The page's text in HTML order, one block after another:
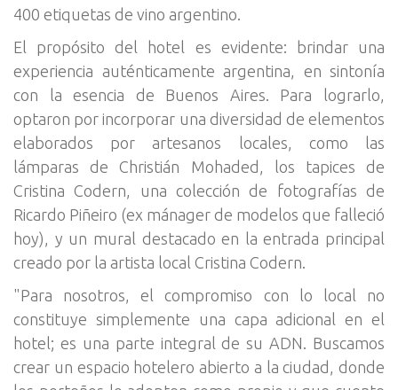
400 etiquetas de vino argentino.
El propósito del hotel es evidente: brindar una
experiencia auténticamente argentina, en sintonía
con la esencia de Buenos Aires. Para lograrlo,
optaron por incorporar una diversidad de elementos
elaborados por artesanos locales, como las
lámparas de Christián Mohaded, los tapices de
Cristina Codern, una colección de fotografías de
Ricardo Piñeiro (ex mánager de modelos que falleció
hoy), y un mural destacado en la entrada principal
creado por la artista local Cristina Codern.
"Para nosotros, el compromiso con lo local no
constituye simplemente una capa adicional en el
hotel; es una parte integral de su ADN. Buscamos
crear un espacio hotelero abierto a la ciudad, donde